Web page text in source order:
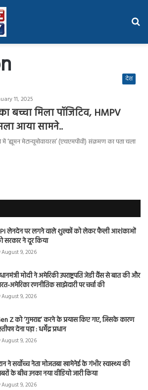
देश
11, 2025
बच्चा मिला पॉजिटिव, HMPV
आया सामने..
मेटान्यूमोवायरस’ (एचएमपीवी) संक्रमण का पता चला
लेनदेन पर लगने वाले शुल्कों को लेकर फैली आशंकाओं
सरकार ने दूर किया
August 9, 2026
मोदी ने अमेरिकी उपराष्ट्रपति जेडी वैंस से बात की और
अमेरिका रणनीतिक साझेदारी पर चर्चा की
August 9, 2026
Z को ‘गुमराह’ करने के प्रयास किए गए, जिसके कारण
देना पड़ा : धर्मेंद्र प्रधान
August 9, 2026
ने सर्वोच्च नेता मोजतबा खामेनेई के गंभीर स्वास्थ्य की
के बीच उनका नया वीडियो जारी किया
August 9, 2026